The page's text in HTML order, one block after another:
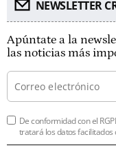
NEWSLETTER
Apúntate a la
las noticias más
De conformidad con el
tratará los datos facilitados